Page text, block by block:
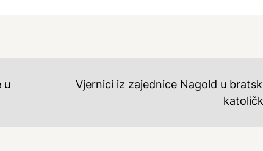
u
Vjernici iz zajednice Nagold u